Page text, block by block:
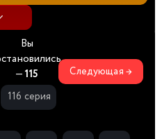
Вы
—115
116 серия
Следующая →